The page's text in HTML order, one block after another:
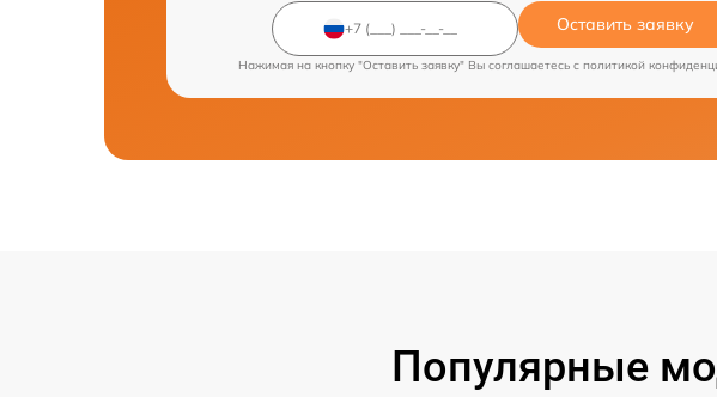
Оставить заявку
Нажимая на кнопку "Оставить заявку" Вы соглашаетесь c политикой
Популярные